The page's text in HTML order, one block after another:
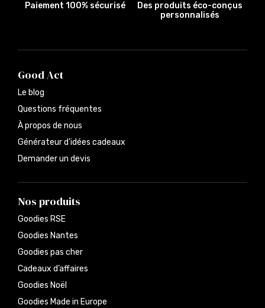
Paiement 100% sécurisé
Des produits éco-conçus
personnalisés
Good Act
Le blog
Questions fréquentes
À propos de nous
Générateur d’idées cadeaux
Demander un devis
Nos produits
Goodies RSE
Goodies Nantes
Goodies pas cher
Cadeaux d’affaires
Goodies Noël
Goodies Made in Europe